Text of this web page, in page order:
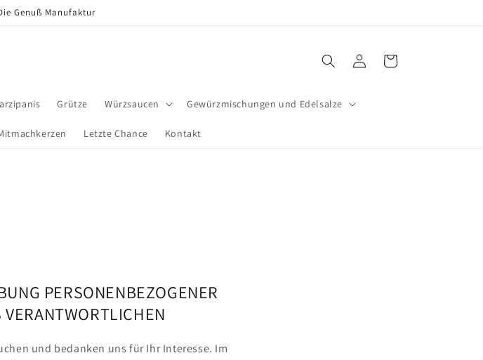
Genuß Manufaktur
Grütze Würzsaucen Gewürzmischungen und Edelsalze
Letzte Chance Kontakt
EinloggenWarenkorb
PERSONENBEZOGENER
und bedanken uns für Ihr Interesse. Im